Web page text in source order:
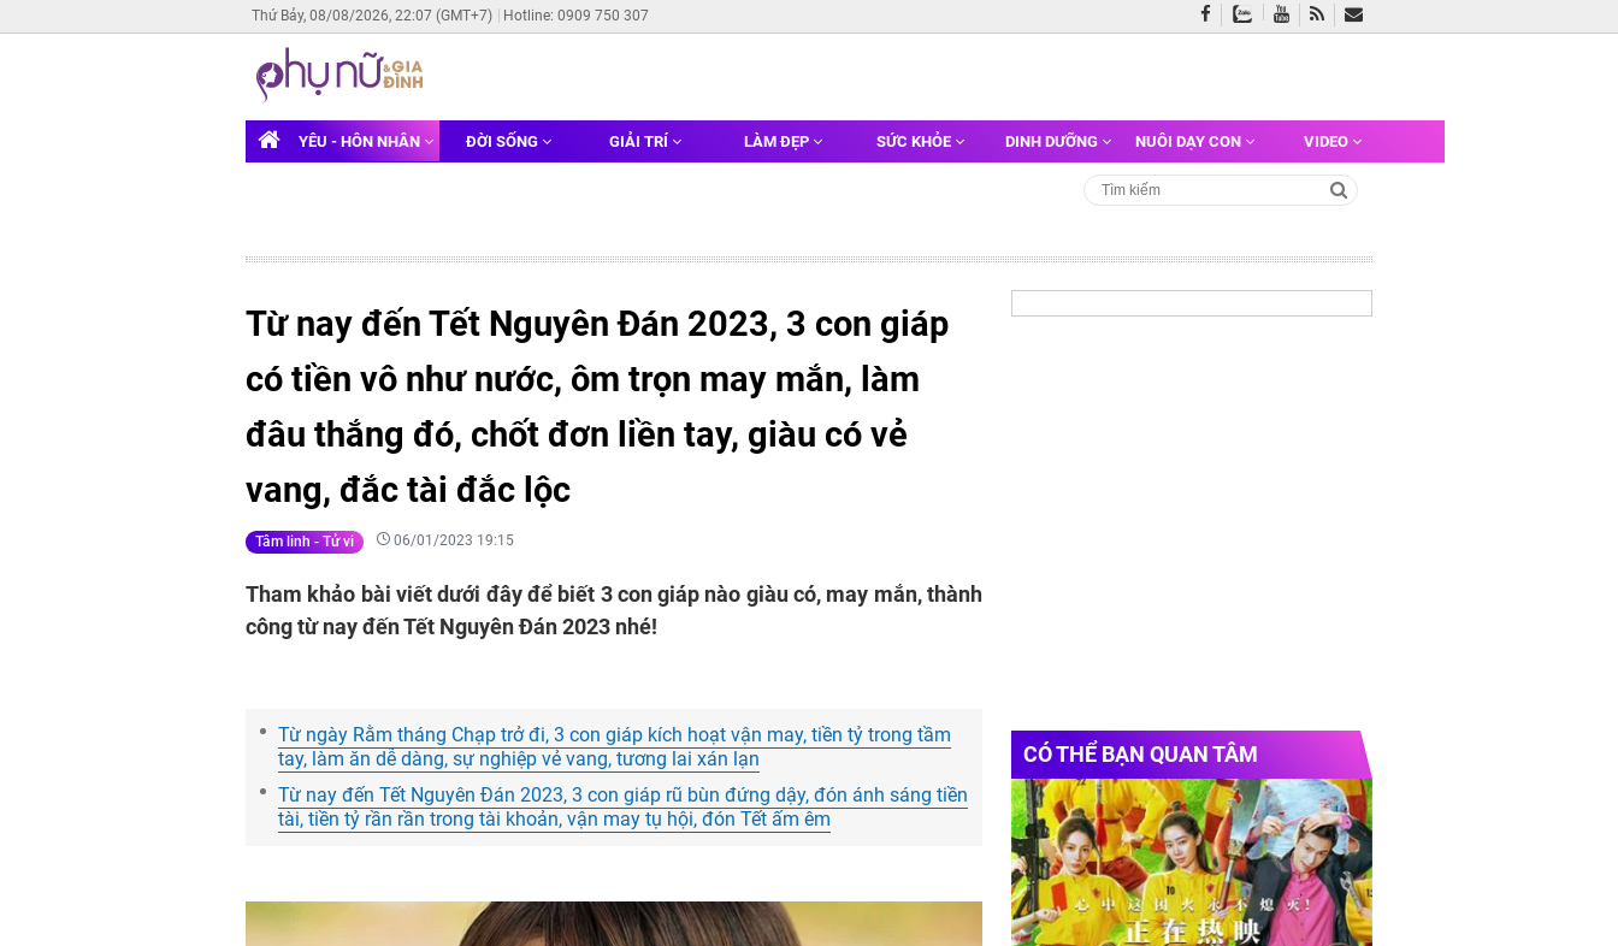
Thứ Bảy, 08/08/2026, 22:07 (GMT+7) Hotline: 0909 750 307
YÊU - HÔN NHÂN ĐỜI SỐNG GIẢI TRÍ LÀM ĐẸP SỨC KHỎE DINH DƯỠNG NUÔI DẠY CON VIDEO
Từ nay đến Tết Nguyên Đán 2023, 3 con giáp
có tiền vô như nước, ôm trọn may mắn, làm
đâu thắng đó, chốt đơn liền tay, giàu có vẻ
vang, đắc tài đắc lộc
Tâm linh - Tử vi 06/01/2023 19:15
Tham khảo bài viết dưới đây để biết 3 con giáp nào giàu có, may mắn, thành
công từ nay đến Tết Nguyên Đán 2023 nhé!
Từ ngày Rằm tháng Chạp trở đi, 3 con giáp kích hoạt vận may, tiền tỷ trong tầm
tay, làm ăn dễ dàng, sự nghiệp vẻ vang, tương lai xán lạn
Từ nay đến Tết Nguyên Đán 2023, 3 con giáp rũ bùn đứng dậy, đón ánh sáng tiền
tài, tiền tỷ rần rần trong tài khoản, vận may tụ hội, đón Tết ấm êm
CÓ THỂ BẠN QUAN TÂM